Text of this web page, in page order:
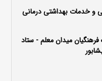
و خدمات بهداشتی درمانی
میدان معلم - ستاد